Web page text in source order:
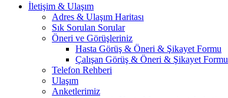
İletişim & Ulaşım
Adres & Ulaşım Haritası
Sık Sorulan Sorular
Öneri ve Görüşleriniz
Hasta Görüş & Öneri & Şikayet Formu
Çalışan Görüş & Öneri & Şikayet Formu
Telefon Rehberi
Ulaşım
Anketlerimiz